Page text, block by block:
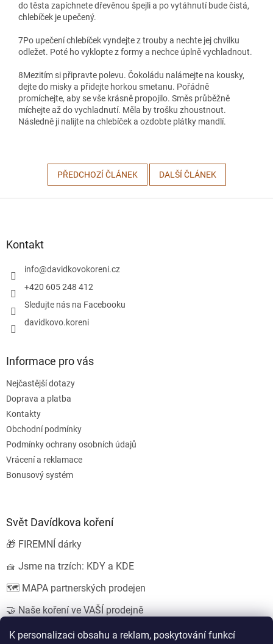
K personalizaci obsahu a reklam, poskytování funkcí
do těsta zapíchnete dřevěnou špejli a po vytáhnutí bude čistá,
chlebíček je upečený.
7Po upečení chlebíček vyndejte z trouby a nechte jej chvilku
odležet. Poté ho vyklopte z formy a nechce úplně vychladnout.
8Mezitím si připravte polevu. Čokoládu nalámejte na kousky,
dejte do misky a přidejte horkou smetanu. Pořádně
promíchejte, aby se vše krásně propojilo. Směs průběžně
míchejte až do vychladnutí. Měla by trošku zhoustnout.
Následně ji nalijte na chlebíček a ozdobte plátky mandlí.
PŘEDCHOZÍ ČLÁNEK DALŠÍ ČLÁNEK
Kontakt
info@davidkovokoreni.cz
+420 605 248 412
Sledujte nás na Facebooku
davidkovo.koreni
Informace pro vás
Nejčastější dotazy
Doprava a platba
Kontakty
Obchodní podmínky
Podmínky ochrany osobních údajů
Vrácení a reklamace
Bonusový systém
Svět Davídkova koření
🎁 FIREMNÍ dárky
🧺 Jsme na trzích: KDY a KDE
🗺️ MAPA partnerských prodejen
🤝 Naše koření ve VAŠÍ prodejně
💍 SVATEBNÍ dárky